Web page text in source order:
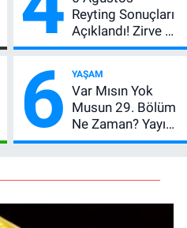
Reyting Sonuçları
Açıklandı! Zirve El
Değiştirdi:
MasterChef'i
Geride Bıraktı
6 YAŞAM
Var Mısın Yok
Musun 29. Bölüm
Ne Zaman? Yayın
Günü Değişti, Yeni